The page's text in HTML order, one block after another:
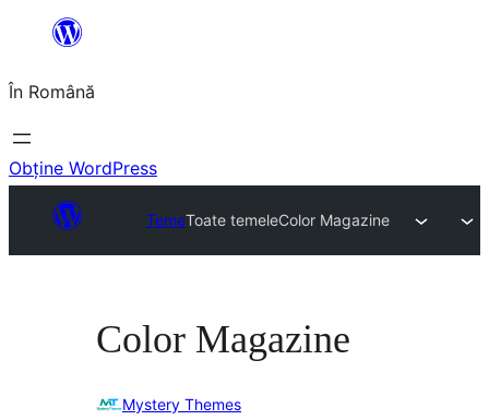
conținut
În Română
Obține WordPress
TemeToate temeleColor Magazine
Color Magazine
Mystery Themes